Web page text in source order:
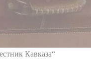
Кавказа“